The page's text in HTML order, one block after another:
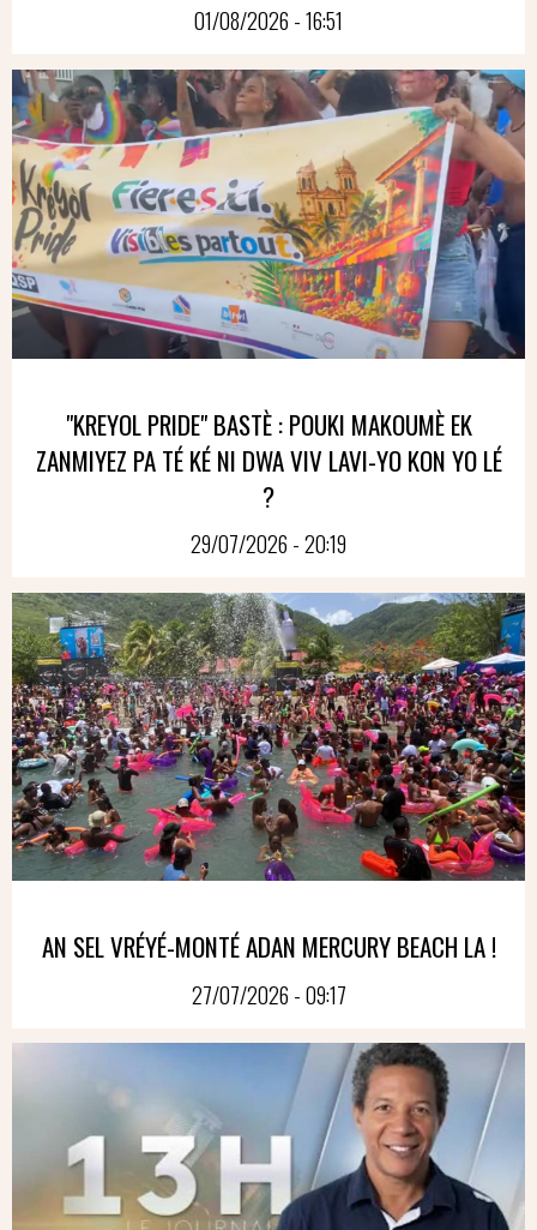
01/08/2026 - 16:51
"KREYOL PRIDE" BASTÈ : POUKI MAKOUMÈ EK
ZANMIYEZ PA TÉ KÉ NI DWA VIV LAVI-YO KON YO LÉ
?
29/07/2026 - 20:19
AN SEL VRÉYÉ-MONTÉ ADAN MERCURY BEACH LA !
27/07/2026 - 09:17